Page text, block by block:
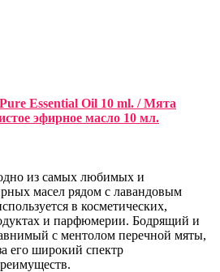
Essential Oil 10 ml. / Мята
эфирное масло 10 мл.
из самых любимых и
масел рядом с лавандовым
в косметических,
и парфюмерии. Бодрящий и
с ментолом перечной мяты,
его широкий спектр